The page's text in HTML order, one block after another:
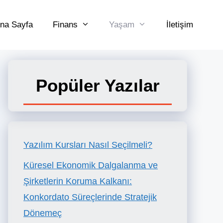
Sayfa Finans Yaşam İletişim
Popüler Yazılar
Yazılım Kursları Nasıl Seçilmeli?
Küresel Ekonomik Dalgalanma ve
Şirketlerin Koruma Kalkanı:
Konkordato Süreçlerinde Stratejik
Dönemeç